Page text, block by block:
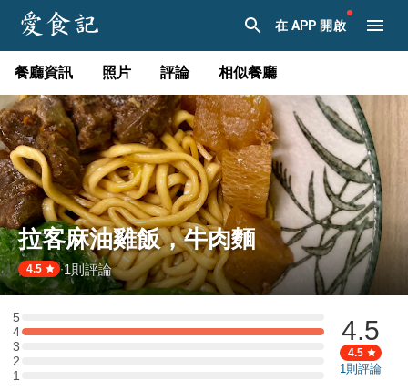
在 APP 開啟
餐廳資訊 照片 評論 相似餐廳
拉客麻油雞飯，牛肉麵
4.5 ·1則評論
5
5 星：0 則評論
4
4 星：1 則評論
3
3 星：0 則評論
2
2 星：0 則評論
11 星：0 則評論
4.5
4.5
1則評論